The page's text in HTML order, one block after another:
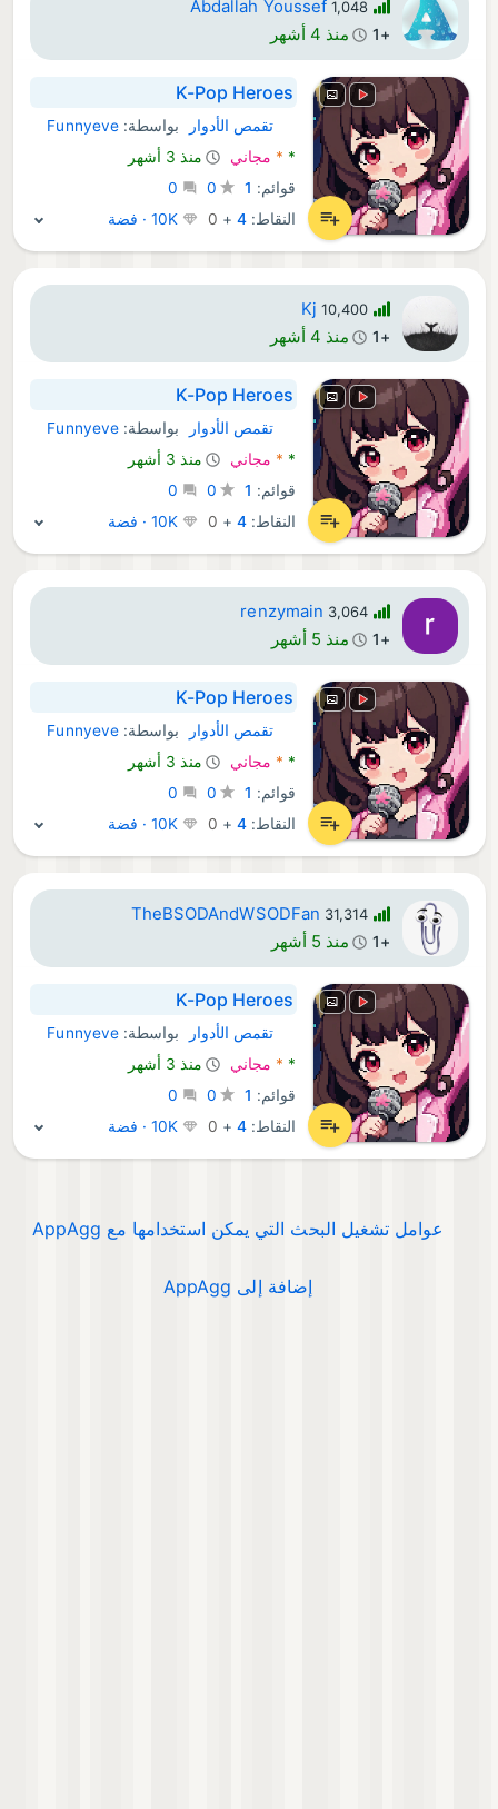
1,048
Abdallah Youssef
+1 منذ 4 أشهر
K-Pop Heroes
Android ألعاب:
تقمص الأدوار بواسطة:Funnyeve
*
* مجاني
منذ 3 أشهر
قوائم: 1
0
0
النقاط:4
+
0
10,400
Kj
+1 منذ 4 أشهر
K-Pop Heroes
Android ألعاب:
تقمص الأدوار بواسطة:Funnyeve
*
* مجاني
منذ 3 أشهر
قوائم: 1
0
0
النقاط:4
+
0
3,064
renzymain
+1 منذ 5 أشهر
K-Pop Heroes
Android ألعاب:
تقمص الأدوار بواسطة:Funnyeve
*
* مجاني
منذ 3 أشهر
قوائم: 1
0
0
النقاط:4
+
0
31,314
TheBSODAndWSODFan
+1 منذ 5 أشهر
K-Pop Heroes
Android ألعاب:
تقمص الأدوار بواسطة:Funnyeve
*
* مجاني
منذ 3 أشهر
قوائم: 1
0
0
النقاط:4
+
0
عوامل تشغيل البحث التي يمكن استخدامها مع AppAgg
إضافة إلى AppAgg